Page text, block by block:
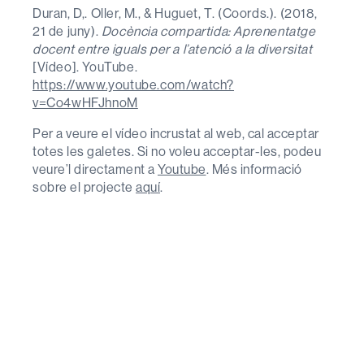
Duran, D,. Oller, M., & Huguet, T. (Coords.). (2018,
21 de juny). Docència compartida: Aprenentatge
docent entre iguals per a l’atenció a la diversitat
[Vídeo]. YouTube.
https://www.youtube.com/watch?
v=Co4wHFJhnoM
Per a veure el vídeo incrustat al web, cal acceptar
totes les galetes. Si no voleu acceptar-les, podeu
veure’l directament a Youtube. Més informació
sobre el projecte aquí.